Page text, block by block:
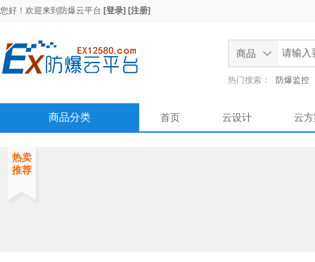
您好！欢迎来到 防爆云平台 [登录] [注册]
商品
热门搜索： 防爆监控
商品分类 首页 云设计 云
热卖
推荐